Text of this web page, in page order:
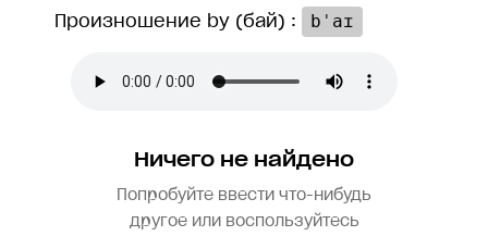
Произношение by (бай) : bˈaɪ
Ничего не найдено
Попробуйте ввести что-нибудь
другое или воспользуйтесь